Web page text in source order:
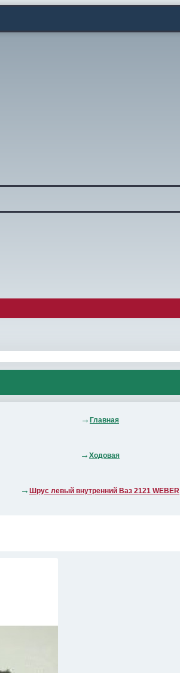
Главная
Ходовая
Шрус левый внутренний Ваз 2121 WEBER